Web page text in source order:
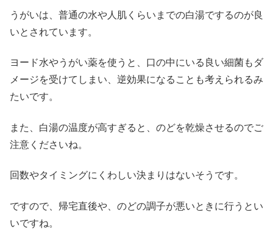
うがいは、普通の水や人肌くらいまでの白湯でするのが良
いとされています。
ヨード水やうがい薬を使うと、口の中にいる良い細菌もダ
メージを受けてしまい、逆効果になることも考えられるみ
たいです。
また、白湯の温度が高すぎると、のどを乾燥させるのでご
注意くださいね。
回数やタイミングにくわしい決まりはないそうです。
ですので、帰宅直後や、のどの調子が悪いときに行うとい
いですね。